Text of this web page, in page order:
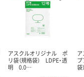
アスクルオリジナル ポ
リ袋（規格袋） LDPE・透
明 0.0…
プ
袋